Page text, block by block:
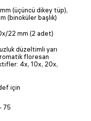
(üçüncü dikey tüp),
(binoküler başlık)
22 mm (2 adet)
düzeltimli yarı
floresan
4x, 10x, 20x,
için
75